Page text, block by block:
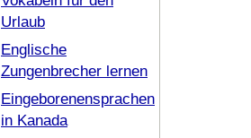
Urlaub
Englische
Zungenbrecher lernen
Eingeborenensprachen
in Kanada